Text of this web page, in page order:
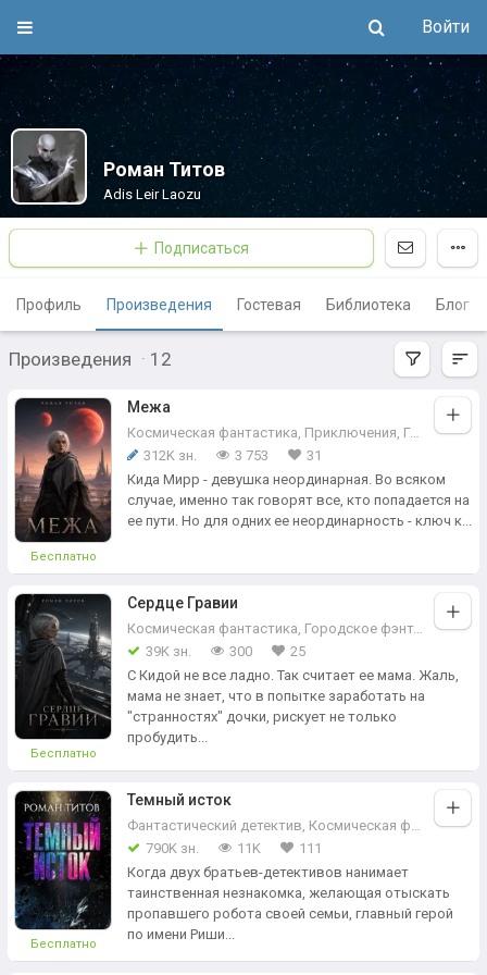
Войти
Роман Титов
Adis Leir Laozu
Подписаться
Профиль Произведения Гостевая Библиотека Блог
Произведения · 12
Бесплатно
Межа
Космическая фантастика, Приключения, Героическая фантастика
312K зн.
3 753
31
Кида Мирр - девушка неординарная. Во всяком
случае, именно так говорят все, кто попадается на
ее пути. Но для одних ее неординарность - ключ к...
Бесплатно
Сердце Гравии
Космическая фантастика, Городское фэнтези ,
39K зн.
300
25
С Кидой не все ладно. Так считает ее мама. Жаль,
мама не знает, что в попытке заработать на
"странностях" дочки, рискует не только
пробудить...
Бесплатно
Темный исток
Фантастический детектив Космическая фантастика
790K зн.
11K
111
Когда двух братьев-детективов нанимает
таинственная незнакомка, желающая отыскать
пропавшего робота своей семьи, главный герой
по имени Риши...